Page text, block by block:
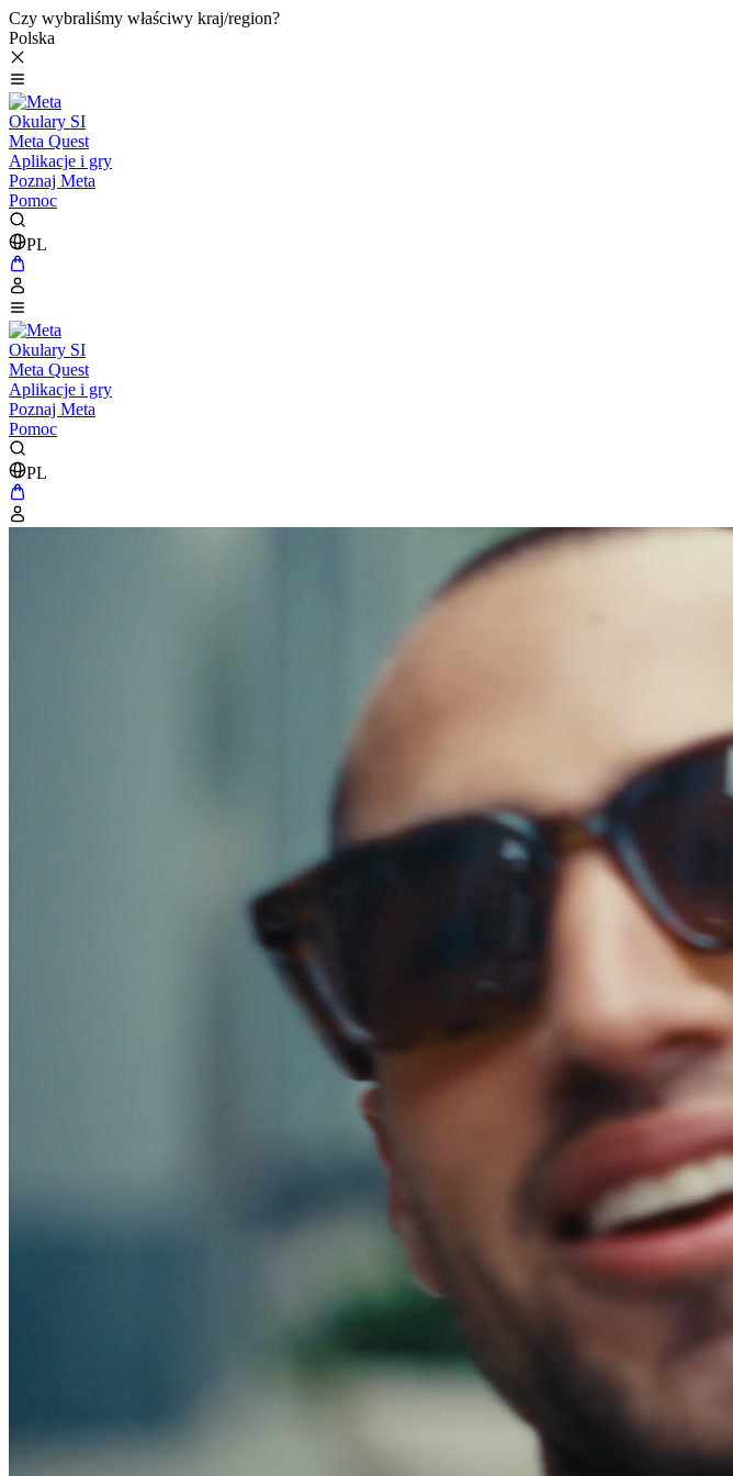
Czy wybraliśmy właściwy kraj/region?
Polska
Okulary SI
Meta Quest
Aplikacje i gry
Poznaj Meta
Pomoc
PL
Okulary SI
Meta Quest
Aplikacje i gry
Poznaj Meta
Pomoc
PL